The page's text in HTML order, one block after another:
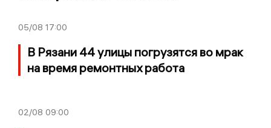
05/08 17:00
В Рязани 44 улицы погрузятся во мрак
на время ремонтных работа
02/08 09:00